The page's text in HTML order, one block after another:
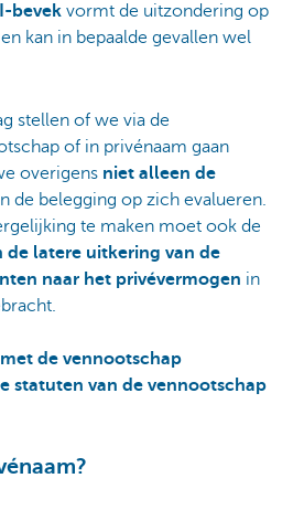
bevek vormt de uitzondering op
kan in bepaalde gevallen wel
stellen of we via de
of in privénaam gaan
overigens niet alleen de
de belegging op zich evalueren.
te maken moet ook de
de latere uitkering van de
naar het privévermogen in
de vennootschap
statuten van de vennootschap